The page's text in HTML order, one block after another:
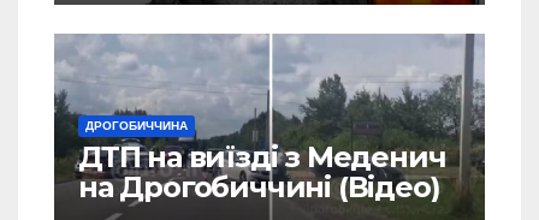
ДРОГОБИЧЧИНА
ДТП на виїзді з Меденич
на Дрогобиччині (Відео)